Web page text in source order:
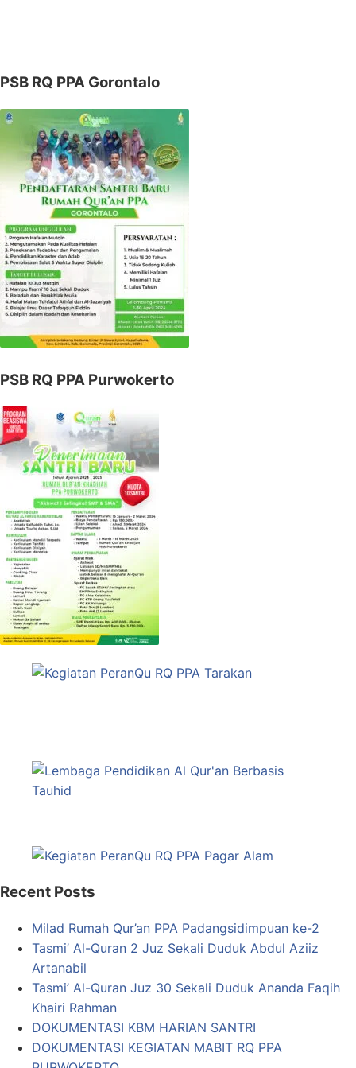
PSB RQ PPA Gorontalo
PSB RQ PPA Purwokerto
Recent Posts
Milad Rumah Qur’an PPA Padangsidimpuan ke-2
Tasmi’ Al-Quran 2 Juz Sekali Duduk Abdul Aziiz
Artanabil
Tasmi’ Al-Quran Juz 30 Sekali Duduk Ananda Faqih
Khairi Rahman
DOKUMENTASI KBM HARIAN SANTRI
DOKUMENTASI KEGIATAN MABIT RQ PPA